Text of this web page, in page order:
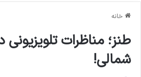
خانه
طنز؛ مناظرات تلویزیونی
شمالی!